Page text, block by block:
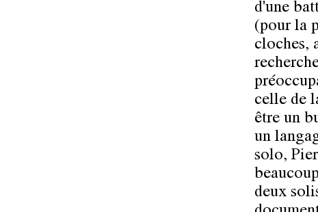
d'une
(pour la
cloches,
celle de
être un
un
solo,
deux